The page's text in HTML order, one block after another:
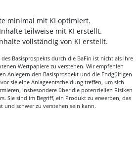
minimal mit KI optimiert.
Inhalte teilweise mit KI erstellt.
vollständig von KI erstellt.
Basisprospekts durch die BaFin ist nicht als ihre
Wertpapiere zu verstehen. Wir empfehlen
Anlegern den Basisprospekt und die Endgültigen
sie eine Anlageentscheidung treffen, um sich
insbesondere über die potenziellen Risiken
Sie sind im Begriff, ein Produkt zu erwerben, das
und schwer zu verstehen sein kann.